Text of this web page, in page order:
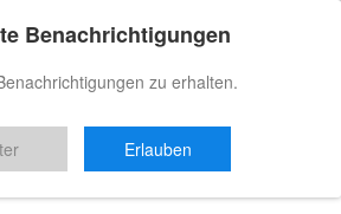
/ Medizinischer Haftungsausschluss
Benachrichtigungen
zu erhalten.
Erlauben